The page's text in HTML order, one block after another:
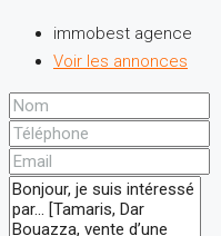
immobest agence
Voir les annonces